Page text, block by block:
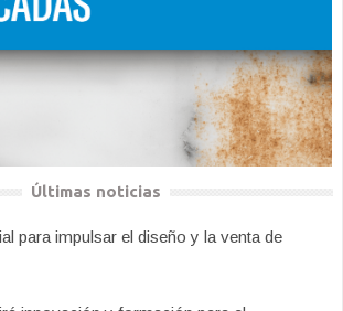
Últimas noticias
para impulsar el diseño y la venta de